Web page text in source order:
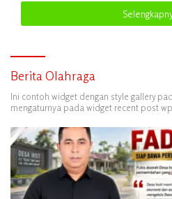
Berita Olahraga
Ini contoh widget dengan style gallery
mengaturnya pada widget recent post